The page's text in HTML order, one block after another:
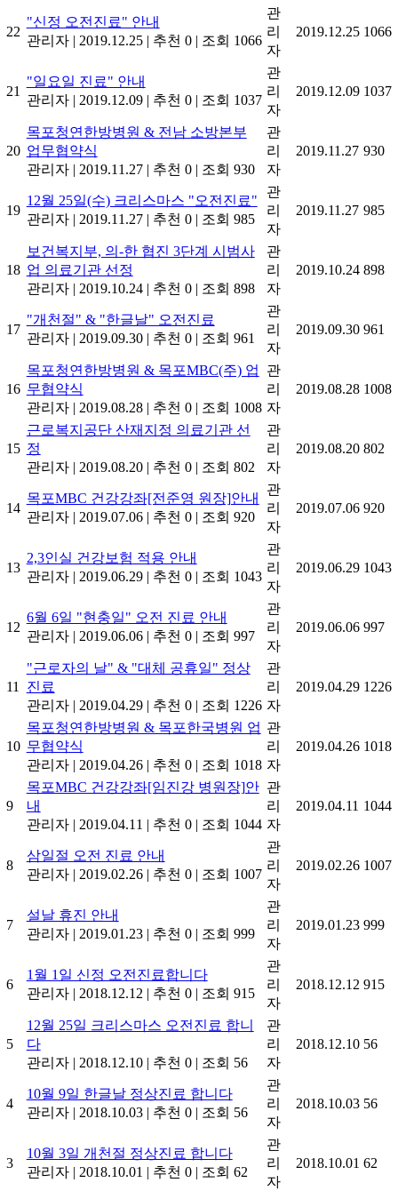
22
"신정 오전진료" 안내
관리자 | 2019.12.25 | 추천 0 | 조회 1066
관
리
자
2019.12.25 1066
21
"일요일 진료" 안내
관리자 | 2019.12.09 | 추천 0 | 조회 1037
관
리
자
2019.12.09 1037
20
목포청연한방병원 & 전남 소방본부
업무협약식
관리자 | 2019.11.27 | 추천 0 | 조회 930
관
리
자
2019.11.27 930
19
12월 25일(수) 크리스마스 "오전진료"
관리자 | 2019.11.27 | 추천 0 | 조회 985
관
리
자
2019.11.27 985
18
보건복지부, 의-한 협진 3단계 시범사
업 의료기관 선정
관리자 | 2019.10.24 | 추천 0 | 조회 898
관
리
자
2019.10.24 898
17
"개천절" & "한글날" 오전진료
관리자 | 2019.09.30 | 추천 0 | 조회 961
관
리
자
2019.09.30 961
16
목포청연한방병원 & 목포MBC(주) 업
무협약식
관리자 | 2019.08.28 | 추천 0 | 조회 1008
관
리
자
2019.08.28 1008
15
근로복지공단 산재지정 의료기관 선
정
관리자 | 2019.08.20 | 추천 0 | 조회 802
관
리
자
2019.08.20 802
14
목포MBC 건강강좌[전준영 원장]안내
관리자 | 2019.07.06 | 추천 0 | 조회 920
관
리
자
2019.07.06 920
13
2,3인실 건강보험 적용 안내
관리자 | 2019.06.29 | 추천 0 | 조회 1043
관
리
자
2019.06.29 1043
12
6월 6일 "현충일" 오전 진료 안내
관리자 | 2019.06.06 | 추천 0 | 조회 997
관
리
자
2019.06.06 997
11
"근로자의 날" & "대체 공휴일" 정상
진료
관리자 | 2019.04.29 | 추천 0 | 조회 1226
관
리
자
2019.04.29 1226
10
목포청연한방병원 & 목포한국병원 업
무협약식
관리자 | 2019.04.26 | 추천 0 | 조회 1018
관
리
자
2019.04.26 1018
9
목포MBC 건강강좌[임진강 병원장]안
내
관리자 | 2019.04.11 | 추천 0 | 조회 1044
관
리
자
2019.04.11 1044
8
삼일절 오전 진료 안내
관리자 | 2019.02.26 | 추천 0 | 조회 1007
관
리
자
2019.02.26 1007
7
설날 휴진 안내
관리자 | 2019.01.23 | 추천 0 | 조회 999
관
리
자
2019.01.23 999
6
1월 1일 신정 오전진료합니다
관리자 | 2018.12.12 | 추천 0 | 조회 915
관
리
자
2018.12.12 915
5
12월 25일 크리스마스 오전진료 합니
다
관리자 | 2018.12.10 | 추천 0 | 조회 56
관
리
자
2018.12.10 56
4
10월 9일 한글날 정상진료 합니다
관리자 | 2018.10.03 | 추천 0 | 조회 56
관
리
자
2018.10.03 56
3
10월 3일 개천절 정상진료 합니다
관리자 | 2018.10.01 | 추천 0 | 조회 62
관
리
자
2018.10.01 62